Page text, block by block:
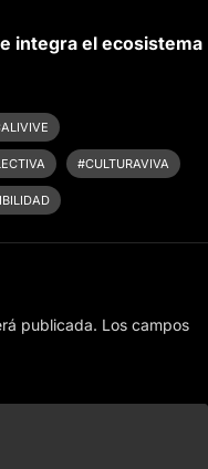
integra el ecosistema
#CULTURAVIVA
publicada. Los campos